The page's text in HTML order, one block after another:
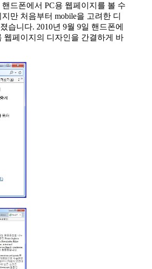
드폰에서 PC용 웹페이지를 볼 수
만 처음부터 mobile을 고려한 디
습니다. 2010년 9월 9일 핸드폰에
웹페이지의 디자인을 간결하게 바